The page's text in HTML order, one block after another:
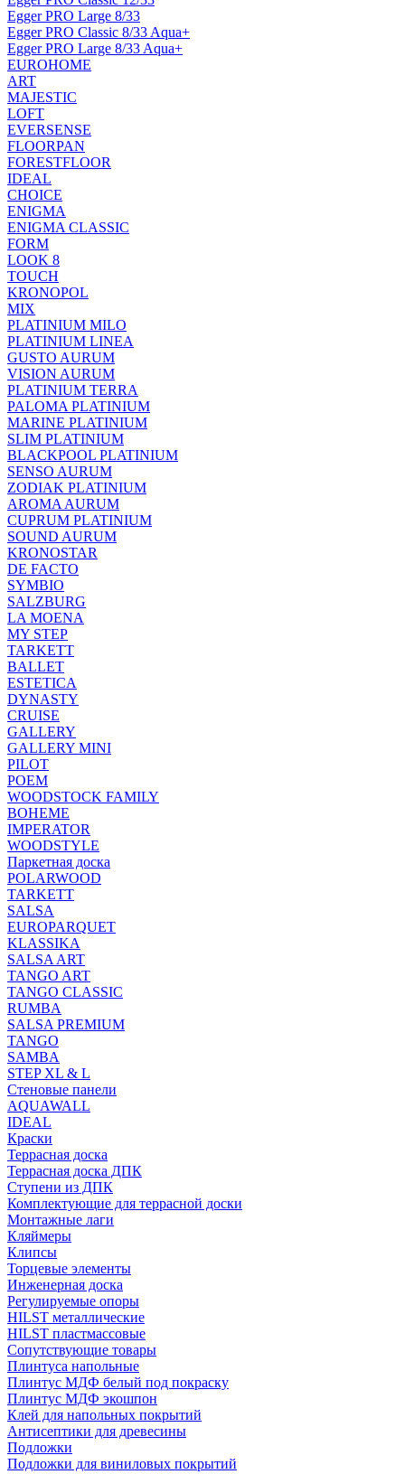
Egger PRO Large 8/33
Egger PRO Classic 8/33 Aqua+
Egger PRO Large 8/33 Aqua+
EUROHOME
ART
MAJESTIC
LOFT
EVERSENSE
FLOORPAN
FORESTFLOOR
IDEAL
CHOICE
ENIGMA
ENIGMA CLASSIC
FORM
LOOK 8
TOUCH
KRONOPOL
MIX
PLATINIUM MILO
PLATINIUM LINEA
GUSTO AURUM
VISION AURUM
PLATINIUM TERRA
PALOMA PLATINIUM
MARINE PLATINIUM
SLIM PLATINIUM
BLACKPOOL PLATINIUM
SENSO AURUM
ZODIAK PLATINIUM
AROMA AURUM
CUPRUM PLATINIUM
SOUND AURUM
KRONOSTAR
DE FACTO
SYMBIO
SALZBURG
LA MOENA
MY STEP
TARKETT
BALLET
ESTETICA
DYNASTY
CRUISE
GALLERY
GALLERY MINI
PILOT
POEM
WOODSTOCK FAMILY
BOHEME
IMPERATOR
WOODSTYLE
Паркетная доска
POLARWOOD
TARKETT
SALSA
EUROPARQUET
KLASSIKA
SALSA ART
TANGO ART
TANGO CLASSIC
RUMBA
SALSA PREMIUM
TANGO
SAMBA
STEP XL & L
Стеновые панели
AQUAWALL
IDEAL
Краски
Террасная доска
Террасная доска ДПК
Ступени из ДПК
Комплектующие для террасной доски
Монтажные лаги
Кляймеры
Клипсы
Торцевые элементы
Инженерная доска
Регулируемые опоры
HILST металлические
HILST пластмассовые
Сопутствующие товары
Плинтуса напольные
Плинтус МДФ белый под покраску
Плинтус МДФ экошпон
Клей для напольных покрытий
Антисептики для древесины
Подложки
Подложки для виниловых покрытий